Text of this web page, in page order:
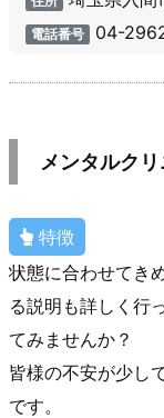
電話番号 04-
メンタルク
特徴
状態に合わせてき
る説明も詳しく行
てみませんか？
皆様の不安が少し
です。